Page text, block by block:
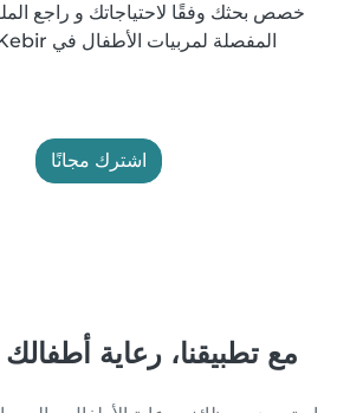
خصص بحثك وفقًا لاحتياجاتك و راجع
المفصلة لمربيات الأطفال في Ksar El Kebir.
اشترك مجانًا
مع تطبيقنا، رعاية أطفالك